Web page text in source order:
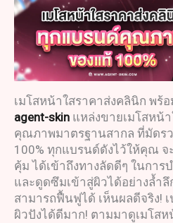
เมโสหน้าใสราคาส่งคลินิก พร้
agent-skin แหล่งขายเมโสหน้า
คุณภาพมาตรฐานสากล ที่มัดร
100% ทุกแบรนด์ดังไว้ให้คุณ จ
คุ้ม ได้เข้าถึงทางลัดดีๆ ในการ
และดูดซึมเข้าสู่ผิวได้อย่างล้ำ
สามารถฟื้นฟูได้ เห็นผลดีจริง!
ผิวปังได้ดีมาก! ตามมาดูเมโส
u
c
t
s
u
c
t
s
d
u
c
t
s
c
t
s
c
t
s
d
u
c
t
s
u
c
t
s
u
c
t
s